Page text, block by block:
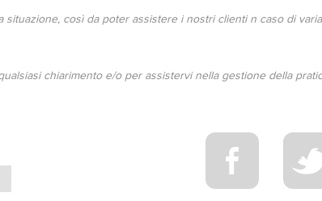
così da poter assistere i nostri clienti n caso di
chiarimento e/o per assistervi nella gestione della